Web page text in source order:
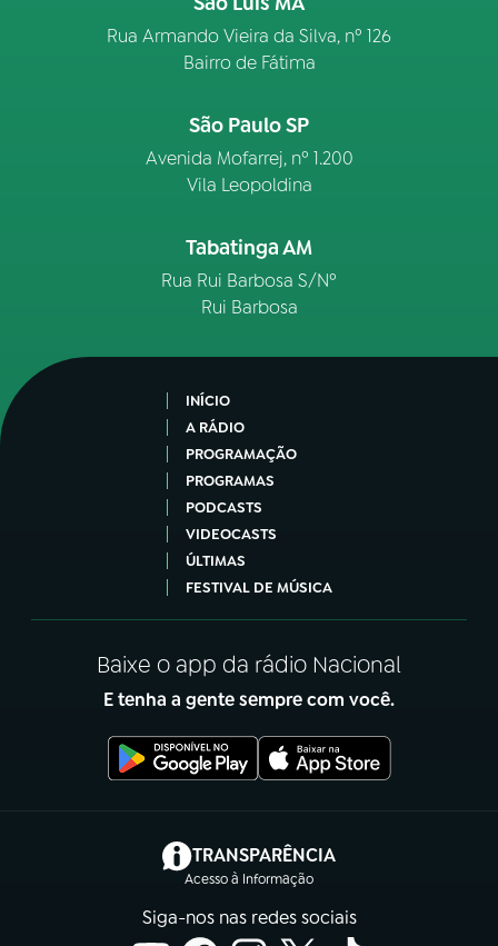
Rua Armando Vieira da Silva, nº 126
Bairro de Fátima
São Paulo SP
Avenida Mofarrej, nº 1.200
Vila Leopoldina
Tabatinga AM
Rua Rui Barbosa S/Nº
Rui Barbosa
INÍCIO
A RÁDIO
PROGRAMAÇÃO
PROGRAMAS
PODCASTS
VIDEOCASTS
ÚLTIMAS
FESTIVAL DE MÚSICA
Baixe o app da rádio Nacional
E tenha a gente sempre com você.
TRANSPARÊNCIA
Acesso à Informação
(abre em nova aba)
Siga-nos nas redes sociais